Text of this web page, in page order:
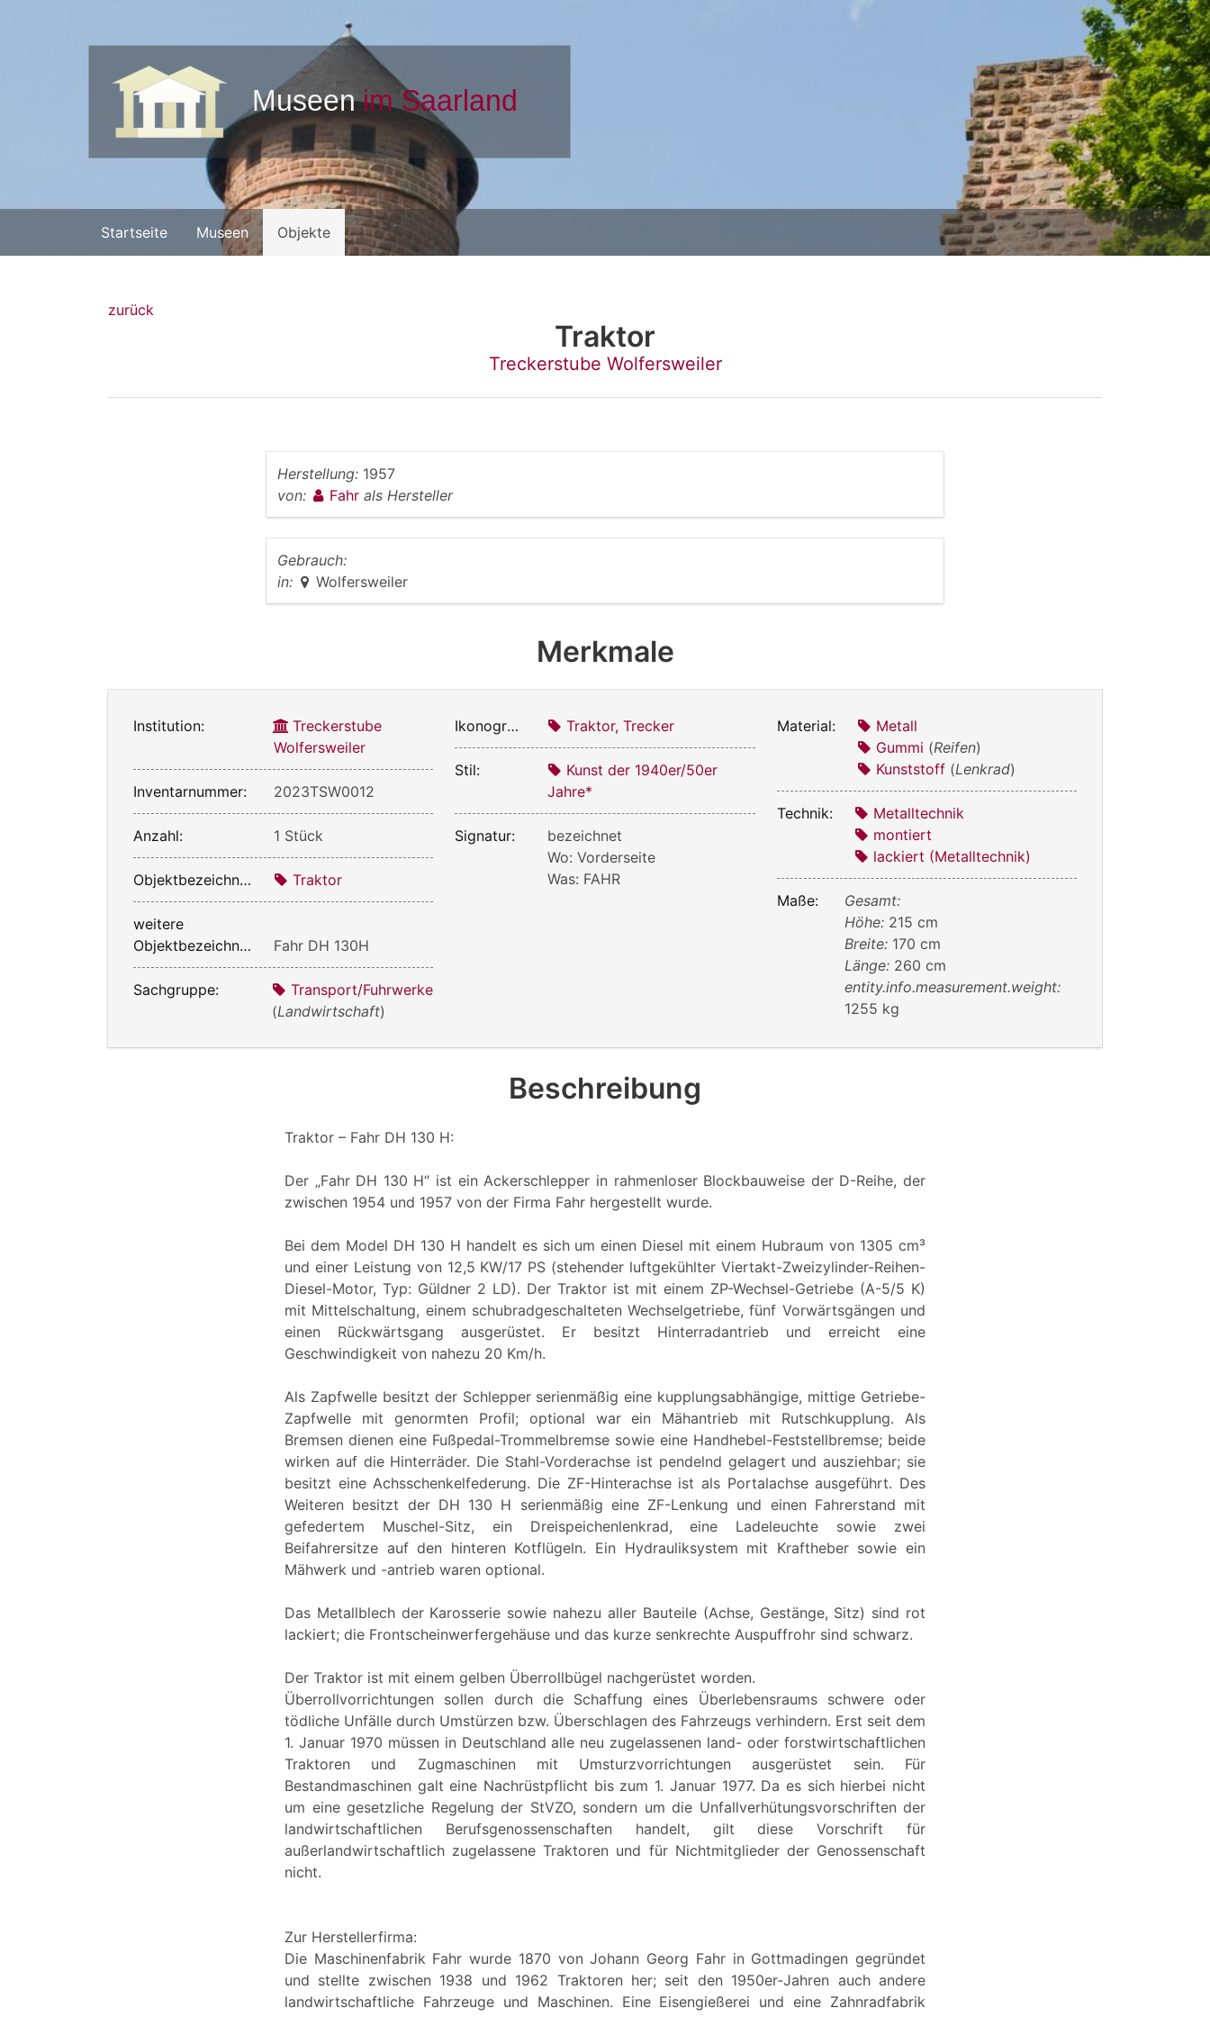
Startseite Museen Objekte
zurück
Traktor
Treckerstube Wolfersweiler
Herstellung: 1957
von:
Fahr als Hersteller
Gebrauch:
in:
Wolfersweiler
Merkmale
Institution:
Treckerstube
Wolfersweiler
Inventarnummer: 2023TSW0012
Anzahl: 1 Stück
Objektbezeichnung: Traktor
weitere
Objektbezeichnung:
Fahr DH 130H
Sachgruppe:
Transport/Fuhrwerke
(Landwirtschaft)
Ikonografie: Traktor, Trecker
Stil:
Kunst der 1940er/50er
Jahre*
Signatur:
bezeichnet
Wo: Vorderseite
Was: FAHR
Material:
Metall
Gummi (Reifen)
Kunststoff(Lenkrad)
Technik:
Metalltechnik
montiert
lackiert (Metalltechnik)
Maße:
Gesamt:
Höhe: 215 cm
Breite: 170 cm
Länge: 260 cm
entity.info.measurement.weight:
1255 kg
Beschreibung
Traktor – Fahr DH 130 H:
Der „Fahr DH 130 H“ ist ein Ackerschlepper in rahmenloser Blockbauweise der D-Reihe, der
zwischen 1954 und 1957 von der Firma Fahr hergestellt wurde.
Bei dem Model DH 130 H handelt es sich um einen Diesel mit einem Hubraum von 1305 cm³
und einer Leistung von 12,5 KW/17 PS (stehender luftgekühlter Viertakt-Zweizylinder-Reihen-
Diesel-Motor, Typ: Güldner 2 LD). Der Traktor ist mit einem ZP-Wechsel-Getriebe (A-5/5 K)
mit Mittelschaltung, einem schubradgeschalteten Wechselgetriebe, fünf Vorwärtsgängen und
einen Rückwärtsgang ausgerüstet. Er besitzt Hinterradantrieb und erreicht eine
Geschwindigkeit von nahezu 20 Km/h.
Als Zapfwelle besitzt der Schlepper serienmäßig eine kupplungsabhängige, mittige Getriebe-
Zapfwelle mit genormten Profil; optional war ein Mähantrieb mit Rutschkupplung. Als
Bremsen dienen eine Fußpedal-Trommelbremse sowie eine Handhebel-Feststellbremse; beide
wirken auf die Hinterräder. Die Stahl-Vorderachse ist pendelnd gelagert und ausziehbar; sie
besitzt eine Achsschenkelfederung. Die ZF-Hinterachse ist als Portalachse ausgeführt. Des
Weiteren besitzt der DH 130 H serienmäßig eine ZF-Lenkung und einen Fahrerstand mit
gefedertem Muschel-Sitz, ein Dreispeichenlenkrad, eine Ladeleuchte sowie zwei
Beifahrersitze auf den hinteren Kotflügeln. Ein Hydrauliksystem mit Kraftheber sowie ein
Mähwerk und -antrieb waren optional.
Das Metallblech der Karosserie sowie nahezu aller Bauteile (Achse, Gestänge, Sitz) sind rot
lackiert; die Frontscheinwerfergehäuse und das kurze senkrechte Auspuffrohr sind schwarz.
Der Traktor ist mit einem gelben Überrollbügel nachgerüstet worden.
Überrollvorrichtungen sollen durch die Schaffung eines Überlebensraums schwere oder
tödliche Unfälle durch Umstürzen bzw. Überschlagen des Fahrzeugs verhindern. Erst seit dem
1. Januar 1970 müssen in Deutschland alle neu zugelassenen land- oder forstwirtschaftlichen
Traktoren und Zugmaschinen mit Umsturzvorrichtungen ausgerüstet sein. Für
Bestandmaschinen galt eine Nachrüstpflicht bis zum 1. Januar 1977. Da es sich hierbei nicht
um eine gesetzliche Regelung der StVZO, sondern um die Unfallverhütungsvorschriften der
landwirtschaftlichen Berufsgenossenschaften handelt, gilt diese Vorschrift für
außerlandwirtschaftlich zugelassene Traktoren und für Nichtmitglieder der Genossenschaft
nicht.
Zur Herstellerfirma:
Die Maschinenfabrik Fahr wurde 1870 von Johann Georg Fahr in Gottmadingen gegründet
und stellte zwischen 1938 und 1962 Traktoren her; seit den 1950er-Jahren auch andere
landwirtschaftliche Fahrzeuge und Maschinen. Eine Eisengießerei und eine Zahnradfabrik